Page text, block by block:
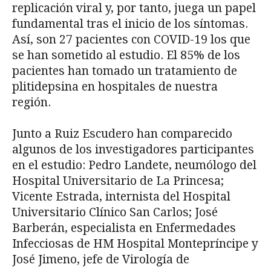
replicación viral y, por tanto, juega un papel
fundamental tras el inicio de los síntomas.
Así, son 27 pacientes con COVID-19 los que
se han sometido al estudio. El 85% de los
pacientes han tomado un tratamiento de
plitidepsina en hospitales de nuestra
región.
Junto a Ruiz Escudero han comparecido
algunos de los investigadores participantes
en el estudio: Pedro Landete, neumólogo del
Hospital Universitario de La Princesa;
Vicente Estrada, internista del Hospital
Universitario Clínico San Carlos; José
Barberán, especialista en Enfermedades
Infecciosas de HM Hospital Montepríncipe y
José Jimeno, jefe de Virología de